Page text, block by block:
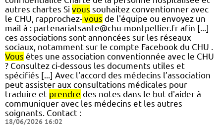
autres chartes Si vous souhaitez conventionner avec
le CHU, rapprochez- vous de l'équipe ou envoyez un
mail à : partenariatsante@chu-montpellier.fr afin [...]
ces associations sont annoncées sur les réseaux
sociaux, notamment sur le compte Facebook du CHU .
Vous êtes une association conventionnée avec le CHU
? Consultez ci-dessous les documents utiles et
spécifiés [...] Avec l'accord des médecins l’association
peut assister aux consultations médicales pour
traduire et prendre des notes dans le but d'aider à
communiquer avec les médecins et les autres
soignants. Contact :
18/06/2026 16:02